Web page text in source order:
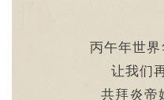
丙午年世
让我们
共拜炎帝